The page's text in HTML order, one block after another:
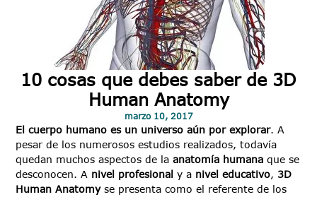
10 cosas que debes saber de 3D
Human Anatomy
marzo 10, 2017
El cuerpo humano es un universo aún por explorar. A
pesar de los numerosos estudios realizados, todavía
quedan muchos aspectos de laanatomía humana que se
desconocen. A nivel profesional y a nivel educativo, 3D
Human Anatomyse presenta como el referente de los